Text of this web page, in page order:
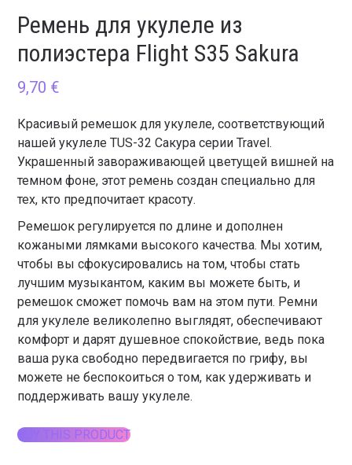
Ремень для укулеле из
полиэстера Flight S35 Sakura
9,70 €
Красивый ремешок для укулеле, соответствующий
нашей укулеле TUS-32 Сакура серии Travel.
Украшенный завораживающей цветущей вишней на
темном фоне, этот ремень создан специально для
тех, кто предпочитает красоту.
Ремешок регулируется по длине и дополнен
кожаными лямками высокого качества. Мы хотим,
чтобы вы сфокусировались на том, чтобы стать
лучшим музыкантом, каким вы можете быть, и
ремешок сможет помочь вам на этом пути. Ремни
для укулеле великолепно выглядят, обеспечивают
комфорт и дарят душевное спокойствие, ведь пока
ваша рука свободно передвигается по грифу, вы
можете не беспокоиться о том, как удерживать и
поддерживать вашу укулеле.
BUY THIS PRODUCT